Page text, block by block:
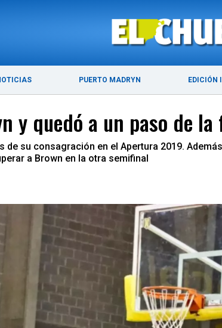
PUERTO MADRYN EDICIÓN
ÚLTIMAS
y quedó a un paso de
de su consagración en el Apertura 2019.
a Brown en la otra semifinal